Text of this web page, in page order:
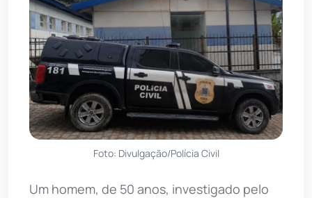
Foto: Divulgação/Polícia Civil
Um homem, de 50 anos, investigado pelo